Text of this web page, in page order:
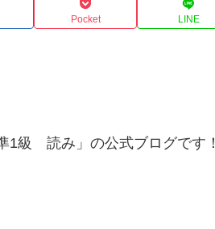
Pocket LINE
1級 読み」の公式ブログです！